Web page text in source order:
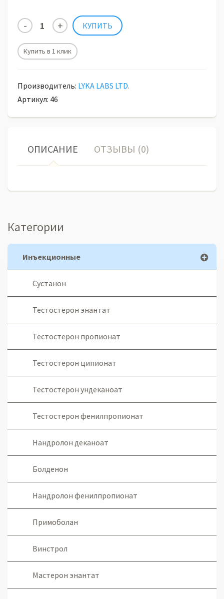
Купить в 1 клик
Производитель: LYKA LABS LTD.
Артикул: 46
ОПИСАНИЕ ОТЗЫВЫ (0)
Категории
Инъекционные
Сустанон
Тестостерон энантат
Тестостерон пропионат
Тестостерон ципионат
Тестостерон ундеканоат
Тестостерон фенилпропионат
Нандролон деканоат
Болденон
Нандролон фенилпропионат
Примоболан
Винстрол
Мастерон энантат